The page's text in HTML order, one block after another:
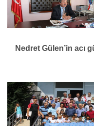
Nedret Gülen’in acı